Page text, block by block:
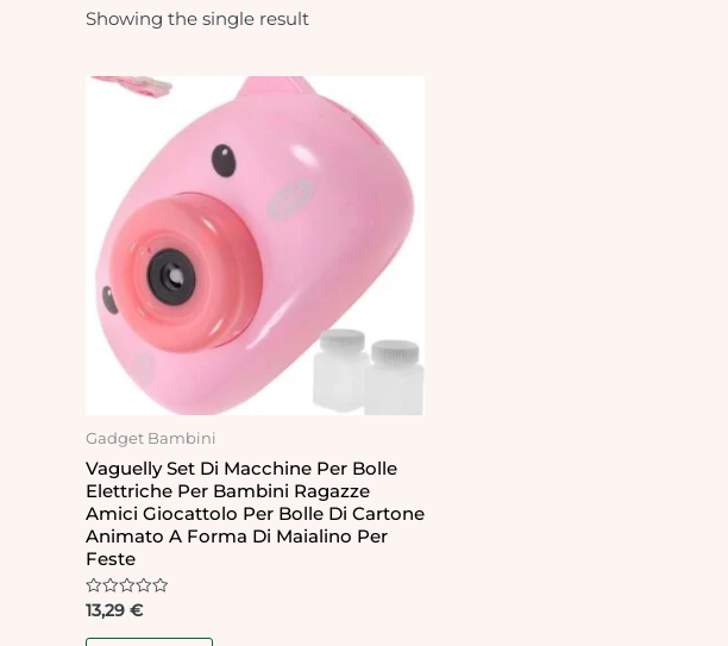
Showing the single result
Gadget Bambini
Vaguelly Set Di Macchine Per Bolle
Elettriche Per Bambini Ragazze
Amici Giocattolo Per Bolle Di Cartone
Animato A Forma Di Maialino Per
Feste
Rated
out
13,29 €